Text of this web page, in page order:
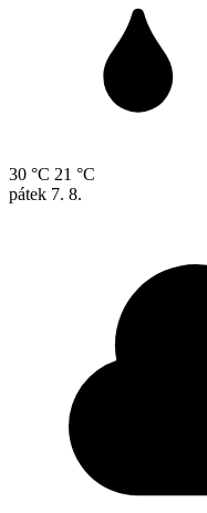
30 °C 21 °C
pátek 7. 8.